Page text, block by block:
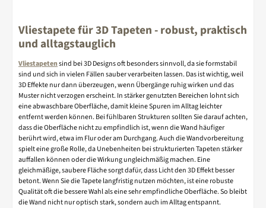
Vliestapete für 3D Tapeten - robust, praktisch
und alltagstauglich
Vliestapetensind bei 3D Designs oft besonders sinnvoll, da sie formstabil
sind und sich in vielen Fällen sauber verarbeiten lassen. Das ist wichtig, weil
3D Effekte nur dann überzeugen, wenn Übergänge ruhig wirken und das
Muster nicht verzogen erscheint. In stärker genutzten Bereichen lohnt sich
eine abwaschbare Oberfläche, damit kleine Spuren im Alltag leichter
entfernt werden können. Bei fühlbaren Strukturen sollten Sie darauf achten,
dass die Oberfläche nicht zu empfindlich ist, wenn die Wand häufiger
berührt wird, etwa im Flur oder am Durchgang. Auch die Wandvorbereitung
spielt eine große Rolle, da Unebenheiten bei strukturierten Tapeten stärker
auffallen können oder die Wirkung ungleichmäßig machen. Eine
gleichmäßige, saubere Fläche sorgt dafür, dass Licht den 3D Effekt besser
betont. Wenn Sie die Tapete langfristig nutzen möchten, ist eine robuste
Qualität oft die bessere Wahl als eine sehr empfindliche Oberfläche. So bleibt
die Wand nicht nur optisch stark, sondern auch im Alltag entspannt.